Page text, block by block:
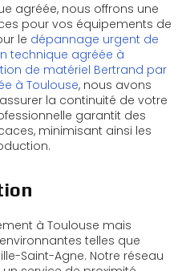
agréée, nous offrons une
pour vos équipements de
le dépannage urgent de
technique agréée à
de matériel Bertrand par
à Toulouse, nous avons
la continuité de votre
garantit des
minimisant ainsi les
à Toulouse mais
telles que
Saint-Agne. Notre réseau